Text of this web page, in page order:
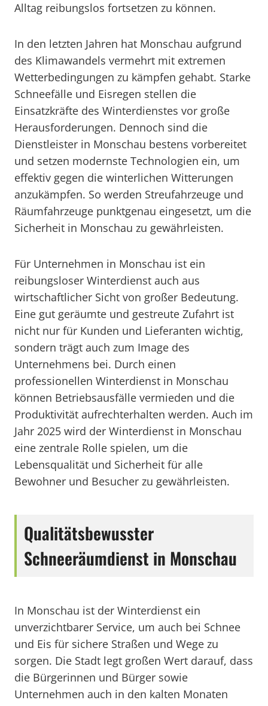
Alltag reibungslos fortsetzen zu können.
In den letzten Jahren hat Monschau aufgrund
des Klimawandels vermehrt mit extremen
Wetterbedingungen zu kämpfen gehabt. Starke
Schneefälle und Eisregen stellen die
Einsatzkräfte des Winterdienstes vor große
Herausforderungen. Dennoch sind die
Dienstleister in Monschau bestens vorbereitet
und setzen modernste Technologien ein, um
effektiv gegen die winterlichen Witterungen
anzukämpfen. So werden Streufahrzeuge und
Räumfahrzeuge punktgenau eingesetzt, um die
Sicherheit in Monschau zu gewährleisten.
Für Unternehmen in Monschau ist ein
reibungsloser Winterdienst auch aus
wirtschaftlicher Sicht von großer Bedeutung.
Eine gut geräumte und gestreute Zufahrt ist
nicht nur für Kunden und Lieferanten wichtig,
sondern trägt auch zum Image des
Unternehmens bei. Durch einen
professionellen Winterdienst in Monschau
können Betriebsausfälle vermieden und die
Produktivität aufrechterhalten werden. Auch im
Jahr 2025 wird der Winterdienst in Monschau
eine zentrale Rolle spielen, um die
Lebensqualität und Sicherheit für alle
Bewohner und Besucher zu gewährleisten.
Qualitätsbewusster
Schneeräumdienst in Monschau
In Monschau ist der Winterdienst ein
unverzichtbarer Service, um auch bei Schnee
und Eis für sichere Straßen und Wege zu
sorgen. Die Stadt legt großen Wert darauf, dass
die Bürgerinnen und Bürger sowie
Unternehmen auch in den kalten Monaten